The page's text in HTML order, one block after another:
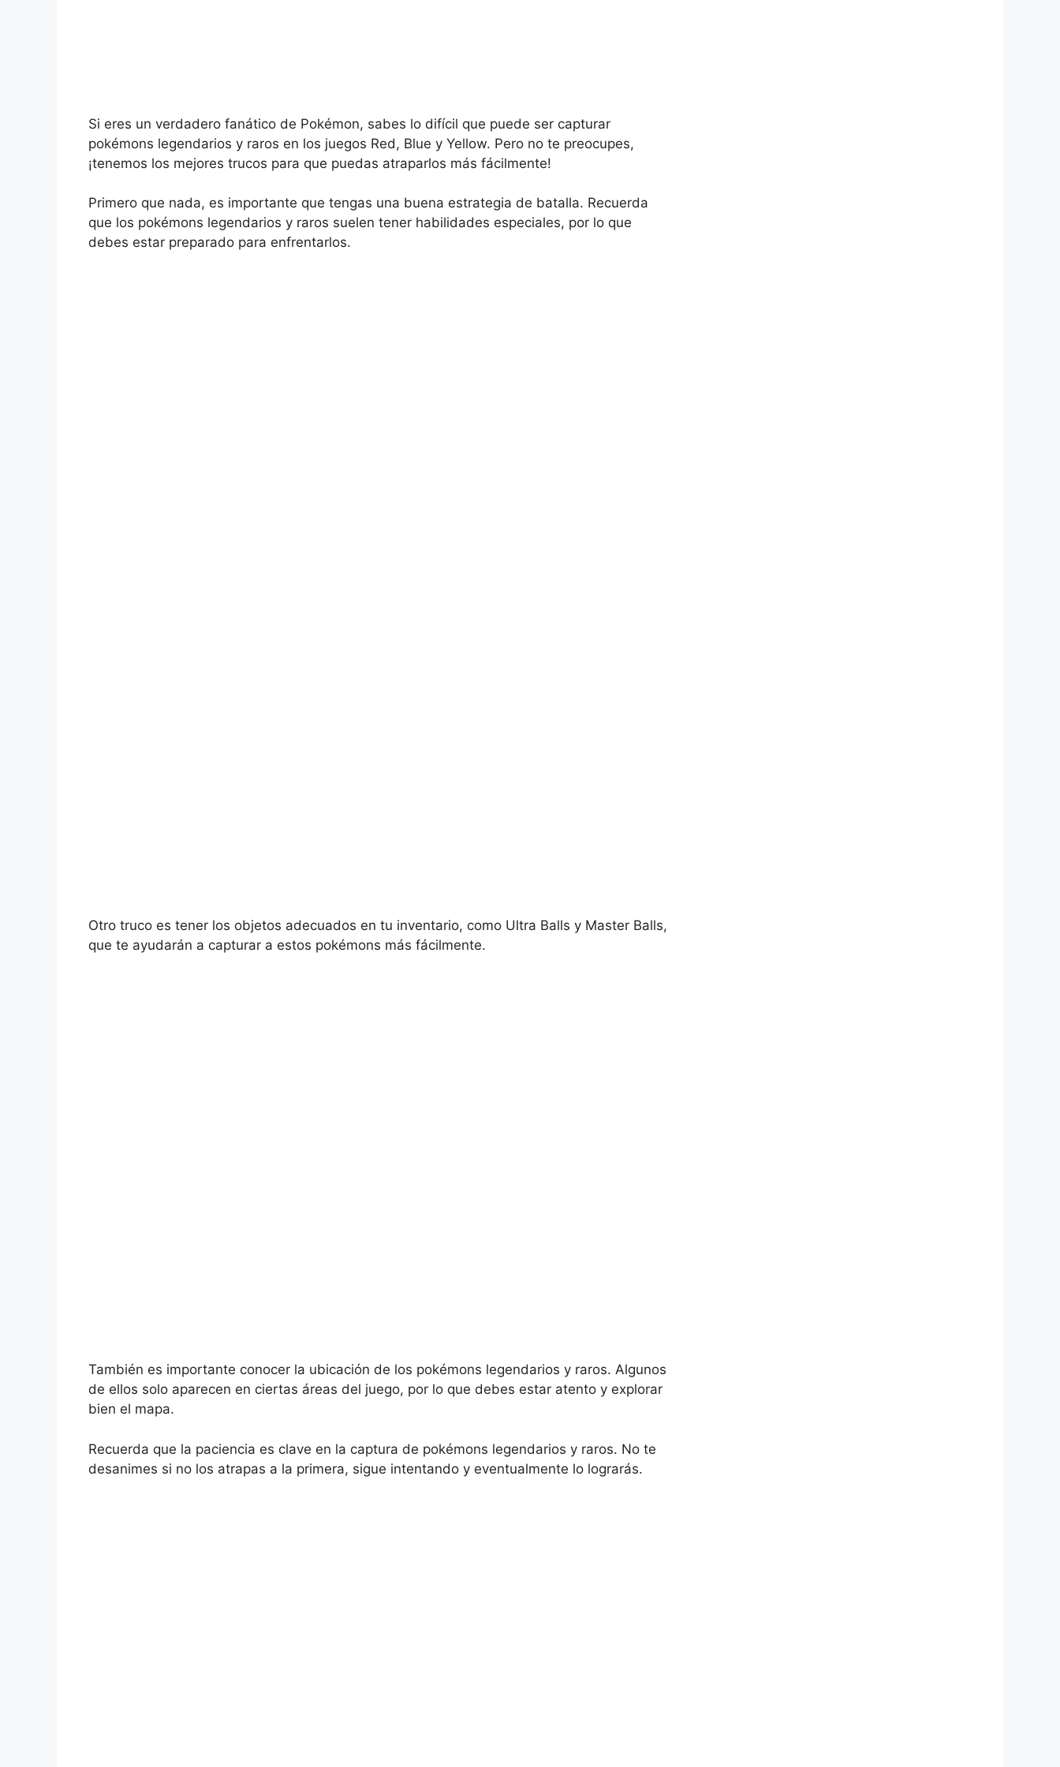
Si eres un verdadero fanático de Pokémon, sabes lo difícil que puede ser capturar
pokémons legendarios y raros en los juegos Red, Blue y Yellow. Pero no te preocupes,
¡tenemos los mejores trucos para que puedas atraparlos más fácilmente!
Primero que nada, es importante que tengas una buena estrategia de batalla. Recuerda
que los pokémons legendarios y raros suelen tener habilidades especiales, por lo que
debes estar preparado para enfrentarlos.
Otro truco es tener los objetos adecuados en tu inventario, como Ultra Balls y Master Balls,
que te ayudarán a capturar a estos pokémons más fácilmente.
También es importante conocer la ubicación de los pokémons legendarios y raros. Algunos
de ellos solo aparecen en ciertas áreas del juego, por lo que debes estar atento y explorar
bien el mapa.
Recuerda que la paciencia es clave en la captura de pokémons legendarios y raros. No te
desanimes si no los atrapas a la primera, sigue intentando y eventualmente lo lograrás.